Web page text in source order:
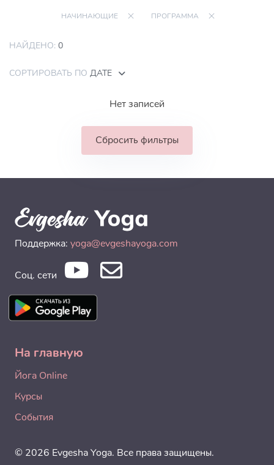
НАЧИНАЮЩИЕ ПРОГРАММА
НАЙДЕНО: 0
СОРТИРОВАТЬ ПО ДАТЕ
Нет записей
Сбросить фильтры
Поддержка: yoga@evgeshayoga.com
Соц. сети
На главную
Йога Online
Курсы
События
© 2026 Evgesha Yoga. Все права защищены.